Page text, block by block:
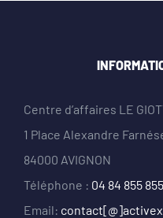
Centre d’affaires LE
1 Place Alexandre
84000 AVIGNON
Téléphone : 04 84 855 855
Email: